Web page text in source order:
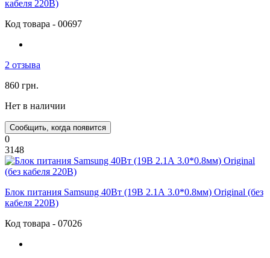
кабеля 220В)
Код товара - 00697
2 отзыва
860 грн.
Нет в наличии
Сообщить, когда появится
0
3148
Блок питания Samsung 40Вт (19В 2.1А 3.0*0.8мм) Original (без
кабеля 220В)
Код товара - 07026